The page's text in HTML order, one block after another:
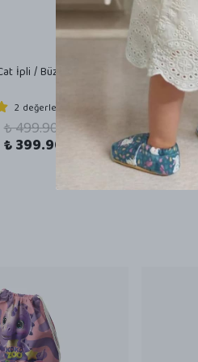
İpli / Büzgülü Çanta
2 değerlendirme
₺ 499.90
₺ 399.90